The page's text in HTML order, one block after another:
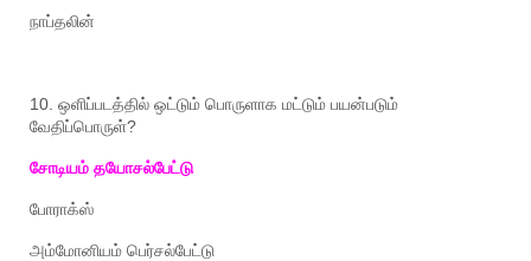
நாப்தலின்
10. ஒளிப்படத்தில் ஒட்டும் பொருளாக மட்டும் பயன்படும்
வேதிப்பொருள்?
சோடியம் தயோசல்பேட்டு
போராக்ஸ்
அம்மோனியம் பெர்சல்பேட்டு